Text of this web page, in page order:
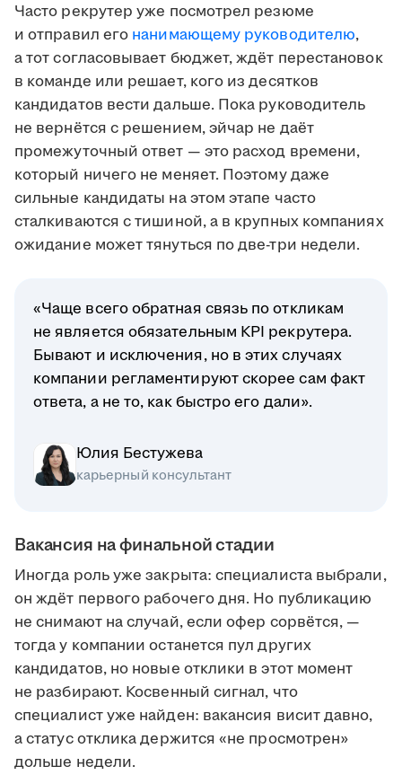
Часто рекрутер уже посмотрел резюме
и отправил его нанимающему руководителю,
а тот согласовывает бюджет, ждёт перестановок
в команде или решает, кого из десятков
кандидатов вести дальше. Пока руководитель
не вернётся с решением, эйчар не даёт
промежуточный ответ — это расход времени,
который ничего не меняет. Поэтому даже
сильные кандидаты на этом этапе часто
сталкиваются с тишиной, а в крупных компаниях
ожидание может тянуться по две-три недели.
«Чаще всего обратная связь по откликам
не является обязательным KPI рекрутера.
Бывают и исключения, но в этих случаях
компании регламентируют скорее сам факт
ответа, а не то, как быстро его дали».
Юлия Бестужева
карьерный консультант
Вакансия на финальной стадии
Иногда роль уже закрыта: специалиста выбрали,
он ждёт первого рабочего дня. Но публикацию
не снимают на случай, если офер сорвётся, —
тогда у компании останется пул других
кандидатов, но новые отклики в этот момент
не разбирают. Косвенный сигнал, что
специалист уже найден: вакансия висит давно,
а статус отклика держится «не просмотрен»
дольше недели.